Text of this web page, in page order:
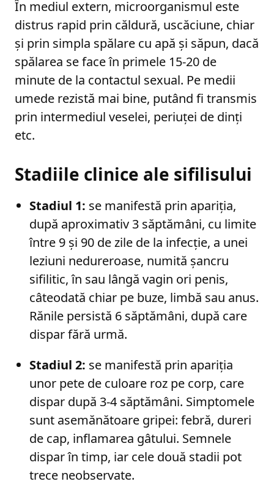
În mediul extern, microorganismul este
distrus rapid prin căldură, uscăciune, chiar
și prin simpla spălare cu apă și săpun, dacă
spălarea se face în primele 15-20 de
minute de la contactul sexual. Pe medii
umede rezistă mai bine, putând fi transmis
prin intermediul veselei, periuței de dinți
etc.
Stadiile clinice ale sifilisului
Stadiul 1: se manifestă prin apariția,
după aproximativ 3 săptămâni, cu limite
între 9 și 90 de zile de la infecție, a unei
leziuni nedureroase, numită șancru
sifilitic, în sau lângă vagin ori penis,
câteodată chiar pe buze, limbă sau anus.
Rănile persistă 6 săptămâni, după care
dispar fără urmă.
Stadiul 2: se manifestă prin apariția
unor pete de culoare roz pe corp, care
dispar după 3-4 săptămâni. Simptomele
sunt asemănătoare gripei: febră, dureri
de cap, inflamarea gâtului. Semnele
dispar în timp, iar cele două stadii pot
trece neobservate.